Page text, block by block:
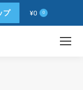
プ ¥0 0